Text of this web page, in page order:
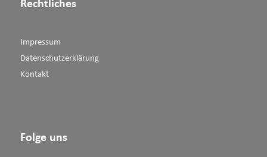
Rechtliches
Impressum
Datenschutzerklärung
Kontakt
Folge uns